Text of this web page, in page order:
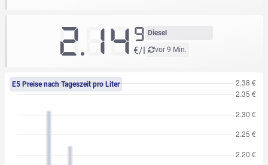
Diesel
vor 9 Min.
2.14 9
€/l
E5 Preise nach Tageszeit pro Liter